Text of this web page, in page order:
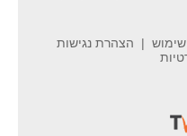
הצהרת נגישות